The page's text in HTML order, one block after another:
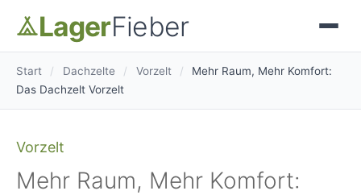
LagerFieber
Start / Dachzelte / Vorzelt /
Mehr Raum, Mehr Komfort:
Das Dachzelt Vorzelt
Vorzelt
Mehr Raum, Mehr Komfort: